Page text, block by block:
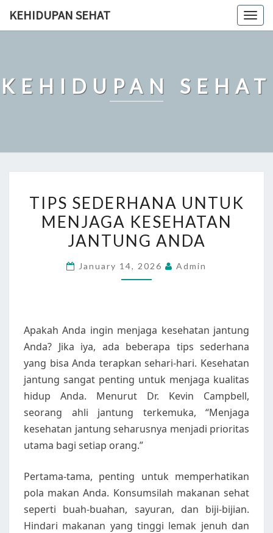
KEHIDUPAN SEHAT
KEHIDUPAN SEHAT
SEDERHANA
UNTUK
MENJAGA
JANTUNG
TIPS SEDERHANA UNTUK
MENJAGA KESEHATAN
JANTUNG ANDA
January 14, 2026 Admin
Apakah Anda ingin menjaga kesehatan jantung
Anda? Jika iya, ada beberapa tips sederhana
yang bisa Anda terapkan sehari-hari. Kesehatan
jantung sangat penting untuk menjaga kualitas
hidup Anda. Menurut Dr. Kevin Campbell,
seorang ahli jantung terkemuka, “Menjaga
kesehatan jantung seharusnya menjadi prioritas
utama bagi setiap orang.”
Pertama-tama, penting untuk memperhatikan
pola makan Anda. Konsumsilah makanan sehat
seperti buah-buahan, sayuran, dan biji-bijian.
Hindari makanan yang tinggi lemak jenuh dan